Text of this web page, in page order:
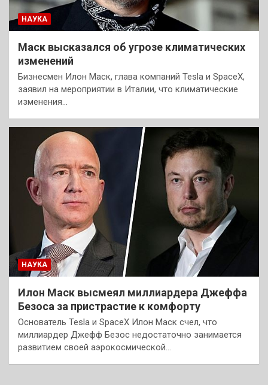
НАУКА
Маск высказался об угрозе климатических
изменений
Бизнесмен Илон Маск, глава компаний Tesla и SpaceX,
заявил на мероприятии в Италии, что климатические
изменения…
НАУКА
Илон Маск высмеял миллиардера Джеффа
Безоса за пристрастие к комфорту
Основатель Tesla и SpaceX Илон Маск счел, что
миллиардер Джефф Безос недостаточно занимается
развитием своей аэрокосмической…